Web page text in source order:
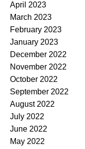
April 2023
March 2023
February 2023
January 2023
December 2022
November 2022
October 2022
September 2022
August 2022
July 2022
June 2022
May 2022